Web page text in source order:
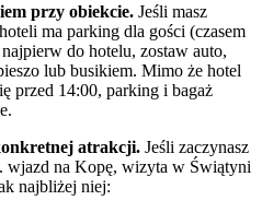
przy obiekcie. Jeśli masz
ma parking dla gości (czasem
do hotelu, zostaw auto,
lub busikiem. Mimo że hotel
przed 14:00, parking i bagaż
atrakcji. Jeśli zaczynasz
wjazd na Kopę, wizyta w Świątyni
najbliżej niej: